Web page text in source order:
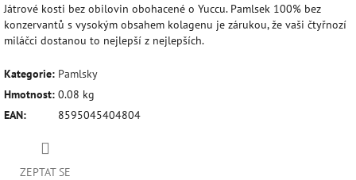
Játrové kosti bez obilovin obohacené o Yuccu. Pamlsek 100% bez
konzervantů s vysokým obsahem kolagenu je zárukou, že vaši čtyřnozí
miláčci dostanou to nejlepší z nejlepších.
Kategorie: Pamlsky
Hmotnost: 0.08 kg
EAN: 8595045404804
ZEPTAT SE